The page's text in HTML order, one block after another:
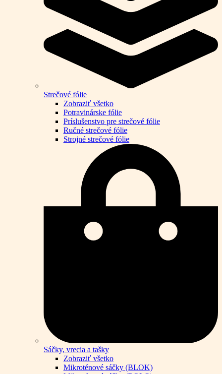
Strečové fólie
Zobraziť všetko
Potravinárske fólie
Príslušenstvo pre strečové fólie
Ručné strečové fólie
Strojné strečové fólie
Sáčky, vrecia a tašky
Zobraziť všetko
Mikroténové sáčky (BLOK)